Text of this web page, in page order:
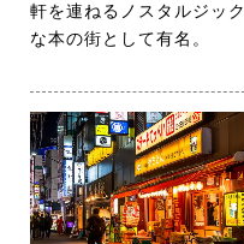
軒を連ねるノスタルジック
な本の街として有名。